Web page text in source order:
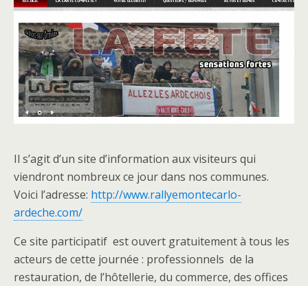
Il s’agit d’un site d’information aux visiteurs qui
viendront nombreux ce jour dans nos communes.
Voici l’adresse: http://www.rallyemontecarlo-
ardeche.com/
Ce site participatif est ouvert gratuitement à tous les
acteurs de cette journée : professionnels de la
restauration, de l’hôtellerie, du commerce, des offices